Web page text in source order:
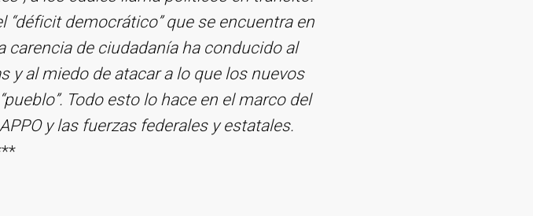
democrático” que se encuentra en
carencia de ciudadanía ha conducido al
al miedo de atacar a lo que los nuevos
Todo esto lo hace en el marco del
y las fuerzas federales y estatales.